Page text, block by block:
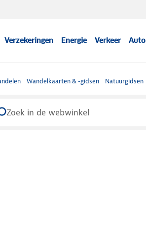
Verzekeringen Energie Verkeer Auto
Wandelkaarten & -gidsen Natuurgidsen